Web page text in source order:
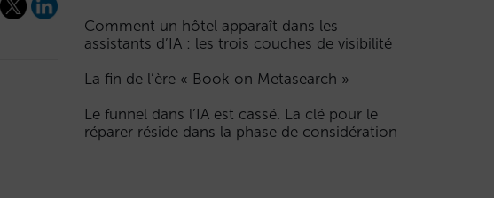
Comment un hôtel apparaît dans les
assistants d’IA : les trois couches de visibilité
La fin de l’ère « Book on Metasearch »
Le funnel dans l’IA est cassé. La clé pour le
réparer réside dans la phase de considération